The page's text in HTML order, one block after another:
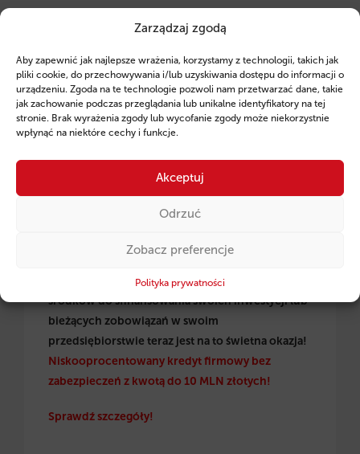
Zarządzaj zgodą
Aby zapewnić jak najlepsze wrażenia, korzystamy z technologii, takich jak
pliki cookie, do przechowywania i/lub uzyskiwania dostępu do informacji o
urządzeniu. Zgoda na te technologie pozwoli nam przetwarzać dane, takie
jak zachowanie podczas przeglądania lub unikalne identyfikatory na tej
stronie. Brak wyrażenia zgody lub wycofanie zgody może niekorzystnie
wpłynąć na niektóre cechy i funkcje.
Akceptuj
Odrzuć
Zobacz preferencje
Polityka prywatności
złotych!
Kredyt firmowy to rozwiązanie dla firm aktywnie
działających na rynku. Jeśli potrzebujesz
środków do sfinansowania swoich inwestycji lub
bieżących zobowiązań w swoim
przedsiębiorstwie teraz jest na to świetna okazja!
Niskooprocentowany kredyt firmowy bez
zabezpieczeń z kwotą do 10 MLN złotych!
Sprawdź szczegóły!